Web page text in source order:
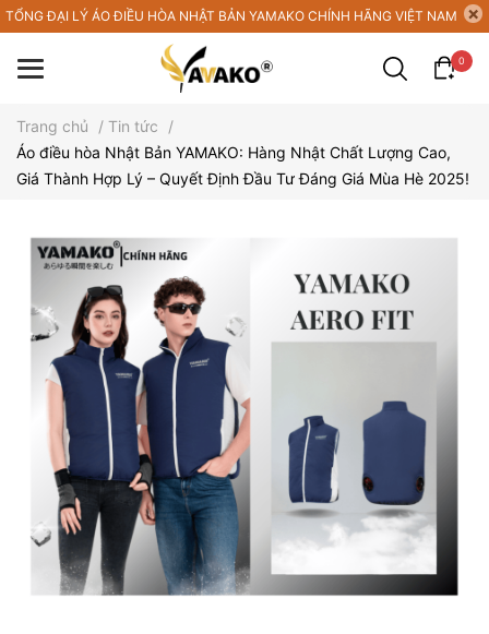
TỔNG ĐẠI LÝ ÁO ĐIỀU HÒA NHẬT BẢN YAMAKO CHÍNH HÃNG VIỆT NAM
0
Trang chủ / Tin tức
/
Áo điều hòa Nhật Bản YAMAKO: Hàng Nhật Chất Lượng Cao,
Giá Thành Hợp Lý – Quyết Định Đầu Tư Đáng Giá Mùa Hè 2025!